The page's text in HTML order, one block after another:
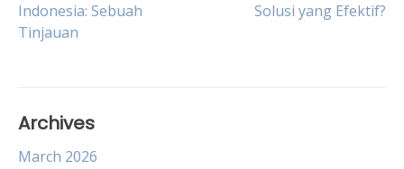
navigation
Indonesia: Sebuah
Tinjauan
Solusi yang Efektif?
Archives
March 2026